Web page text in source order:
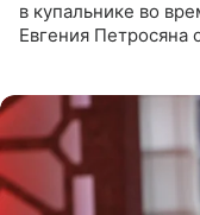
в купальнике во
Евгения Петросяна